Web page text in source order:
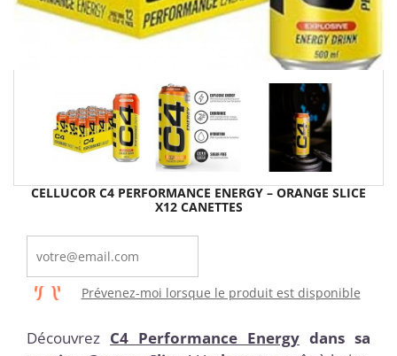
CELLUCOR C4 PERFORMANCE ENERGY – ORANGE SLICE
X12 CANETTES
Prévenez-moi lorsque le produit est disponible
Découvrez C4 Performance Energy dans sa